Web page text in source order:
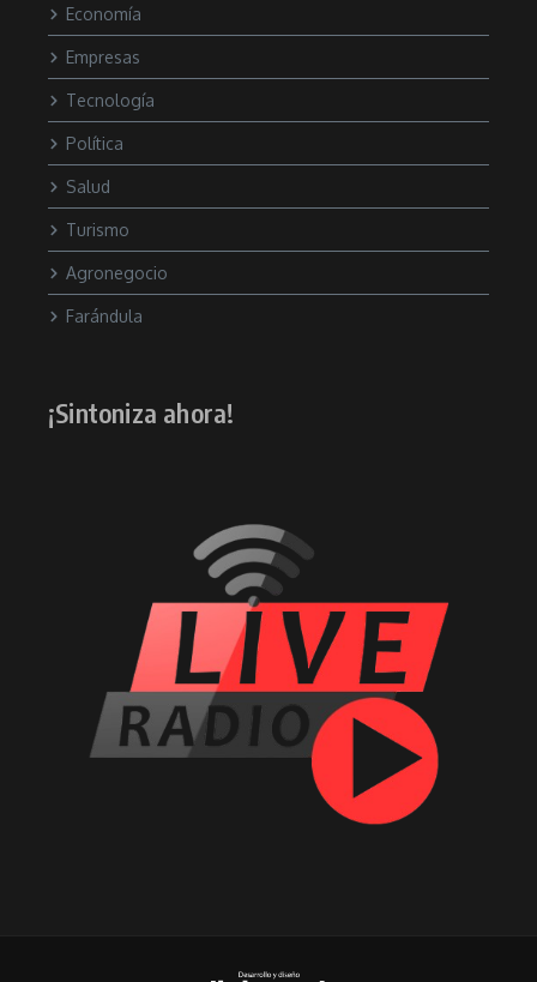
Economía
Empresas
Tecnología
Política
Salud
Turismo
Agronegocio
Farándula
¡Sintoniza ahora!